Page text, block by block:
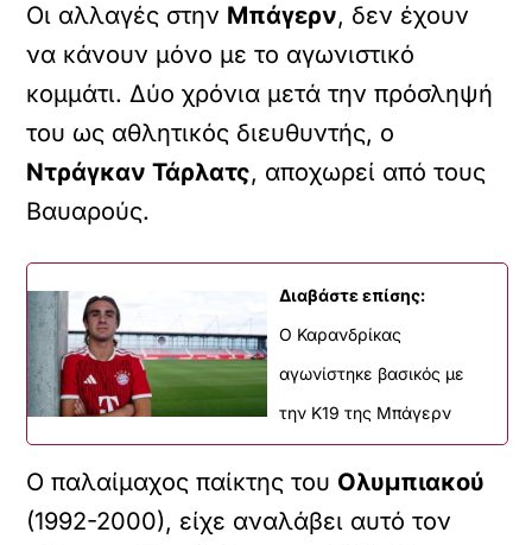
Οι αλλαγές στην Μπάγερν, δεν έχουν
να κάνουν μόνο με το αγωνιστικό
κομμάτι. Δύο χρόνια μετά την πρόσληψή
του ως αθλητικός διευθυντής, ο
Ντράγκαν Τάρλατς, αποχωρεί από τους
Βαυαρούς.
Διαβάστε επίσης:
Ο Καρανδρίκας
αγωνίστηκε βασικός με
την Κ19 της Μπάγερν
Ο παλαίμαχος παίκτης του Ολυμπιακού
(1992-2000), είχε αναλάβει αυτό τον